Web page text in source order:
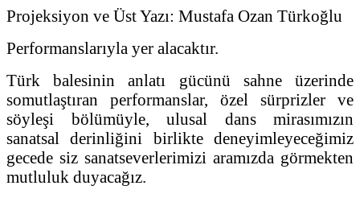
Projeksiyon ve Üst Yazı: Mustafa Ozan Türkoğlu
Performanslarıyla yer alacaktır.
Türk balesinin anlatı gücünü sahne üzerinde
somutlaştıran performanslar, özel sürprizler ve
söyleşi bölümüyle, ulusal dans mirasımızın
sanatsal derinliğini birlikte deneyimleyeceğimiz
gecede siz sanatseverlerimizi aramızda görmekten
mutluluk duyacağız.